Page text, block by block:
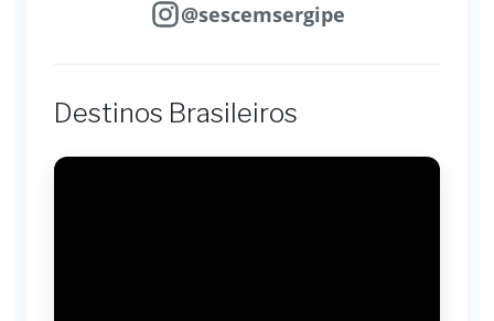
@sescemsergipe
Destinos Brasileiros